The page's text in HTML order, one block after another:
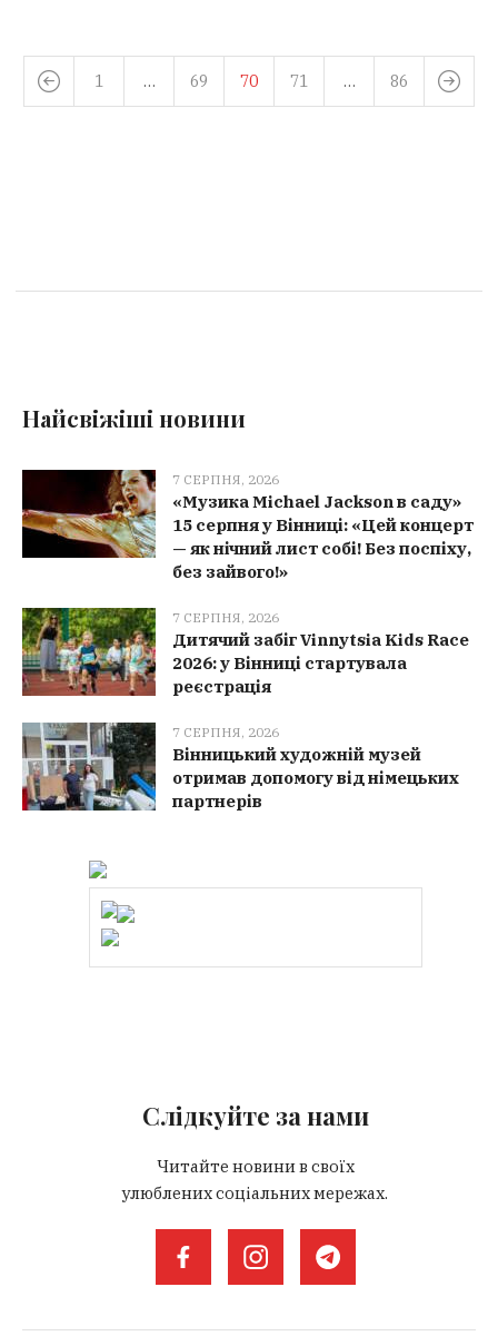
1 … 69 70 71 … 86
Найсвіжіші новини
7 СЕРПНЯ, 2026
«Музика Michael Jackson в саду»
15 серпня у Вінниці: «Цей концерт
— як нічний лист собі! Без поспіху,
без зайвого!»
7 СЕРПНЯ, 2026
Дитячий забіг Vinnytsia Kids Race
2026: у Вінниці стартувала
реєстрація
7 СЕРПНЯ, 2026
Вінницький художній музей
отримав допомогу від німецьких
партнерів
Слідкуйте за нами
Читайте новини в своїх
улюблених соціальних мережах.